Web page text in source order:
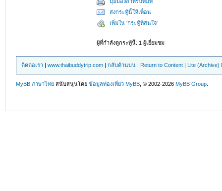
ส่งกระทู้นี้ให้เพื่อน
เพิ่มใน 'กระทู้ที่สนใจ'
ผู้ที่กำลังดูกระทู้นี้: 1 ผู้เยี่ยมชม
ติดต่อเรา |www.thaibuddytrip.com |กลับด้านบน | Return to Content | Lite (Archive)
MyBB ภาษาไทย สนับสนุนโดยข้อมูลท่องเที่ยว MyBB , © 2002-2026MyBB Group